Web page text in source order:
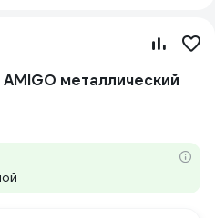
металлический